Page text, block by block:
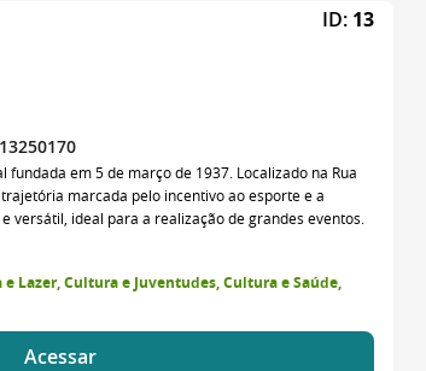
ID: 13
em 5 de março de 1937. Localizado na Rua
marcada pelo incentivo ao esporte e a
versátil, ideal para a realização de grandes eventos.
Lazer, Cultura e Juventudes, Cultura e Saúde,
Acessar